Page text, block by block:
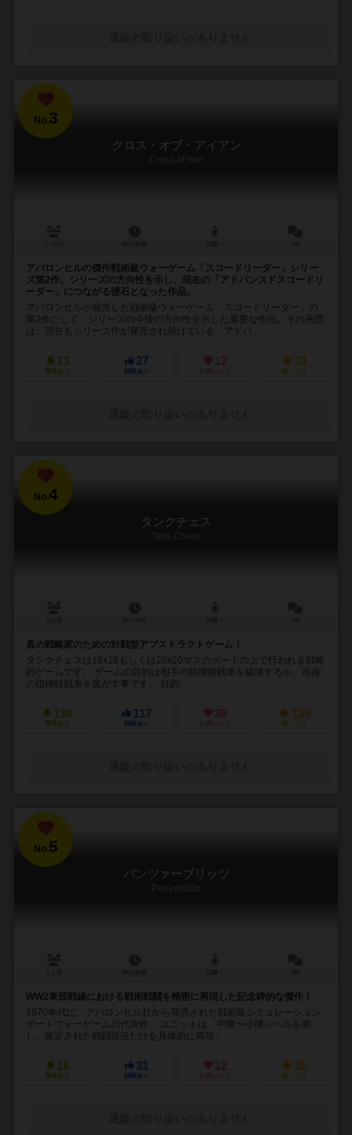
No.3
クロス・オブ・アイアン
Cross of Iron
アバロンヒルの傑作戦術級ウォーゲーム「スコードリーダー」シリー
ズ第2作。シリーズの方向性を示し、現在の「アドバンスドスコードリ
ーダー」につながる礎石となった作品。
アバロンヒルが発売した戦術級ウォーゲーム「スコードリーダー」の
第2作にして、シリーズの今後の方向性を示した重要な作品。その系譜
は、現在もシリーズ作が発売され続けている「アドバ...
13
興味あり
27
経験あり
12
お気に入り
31
持ってる
No.4
タンクチェス
Tank Chess
真の戦略家のための対戦型アブストラクトゲーム！
タンクチェスは16x16もしくは20x20マスのボードの上で行われる戦略
的ゲームです。 ゲームの目的は相手の指揮軽戦車を破壊するか、自身
の指揮軽戦車を逃がす事です。 目的...
130
興味あり
117
経験あり
38
お気に入り
138
持ってる
No.5
パンツァーブリッツ
PanzerBlitz
WW2東部戦線における戦術戦闘を精密に再現した記念碑的な傑作！
1970年代に、アバロンヒル社から発売された戦術級シミュレーション
ボードウォーゲームの代表作。 ユニットは、中隊〜小隊レベルを表
し、限定された戦闘状況だけを具体的に再現...
16
興味あり
31
経験あり
12
お気に入り
35
持ってる